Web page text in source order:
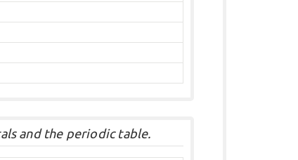
and the periodic table.